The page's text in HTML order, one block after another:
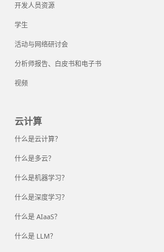
开发人员资源
学生
活动与网络研讨会
分析师报告、白皮书和电子书
视频
云计算
什么是云计算？
什么是多云？
什么是机器学习？
什么是深度学习？
什么是 AIaaS？
什么是 LLM？